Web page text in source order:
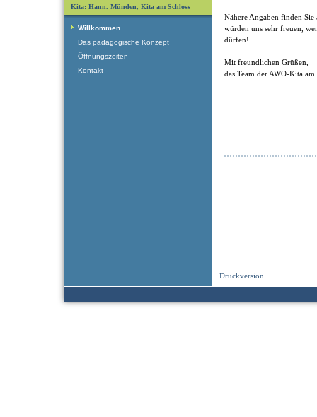
Nähere Angaben finden
würden uns sehr freuen,
dürfen!
Mit freundlichen Grüßen,
das Team der AWO-Kita am
Druckversion
Kita: Hann. Münden, Kita am Schloss
Willkommen
Das pädagogische Konzept
Öffnungszeiten
Kontakt